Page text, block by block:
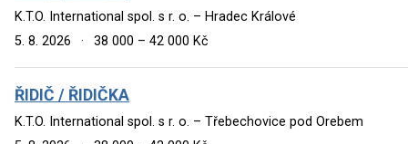
K.T.O. International spol. s r. o. – Hradec Králové
5. 8. 2026
· 38 000 – 42 000 Kč
ŘIDIČ / ŘIDIČKA
K.T.O. International spol. s r. o. – Třebechovice pod Orebem